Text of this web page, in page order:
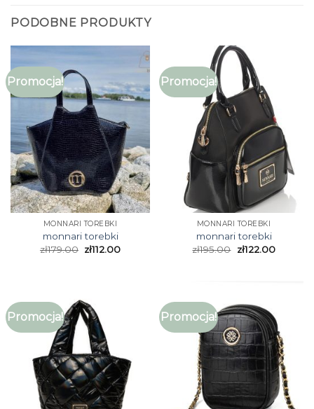
PODOBNE PRODUKTY
Promocja!
MONNARI TOREBKI
monnari torebki
zł179.00 zł112.00
Promocja!
MONNARI TOREBKI
monnari torebki
zł195.00 zł122.00
Promocja! Promocja!